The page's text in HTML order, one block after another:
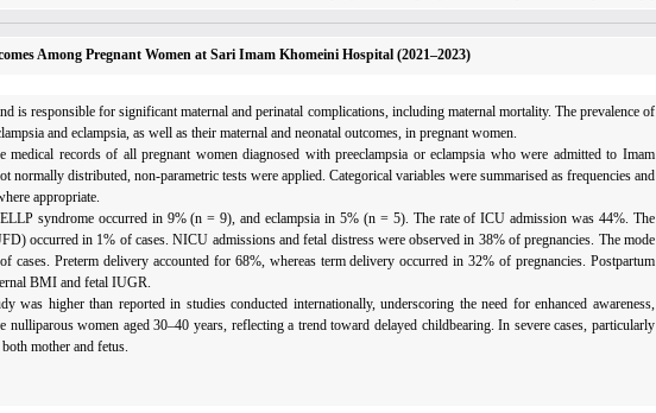
Among Pregnant Women at Sari Imam Khomeini Hospital (2021–2023)
is responsible for significant maternal and perinatal complications, including maternal mortality. The prevalence of
and eclampsia, as well as their maternal and neonatal outcomes, in pregnant women.
medical records of all pregnant women diagnosed with preeclampsia or eclampsia who were admitted to Imam
distributed, non-parametric tests were applied. Categorical variables were summarised as frequencies and
appropriate.
syndrome occurred in 9% (n = 9), and eclampsia in 5% (n = 5). The rate of ICU admission was 44%. The
occurred in 1% of cases. NICU admissions and fetal distress were observed in 38% of pregnancies. The mode
Preterm delivery accounted for 68%, whereas term delivery occurred in 32% of pregnancies. Postpartum
BMI and fetal IUGR.
was higher than reported in studies conducted internationally, underscoring the need for enhanced awareness,
women aged 30–40 years, reflecting a trend toward delayed childbearing. In severe cases, particularly
mother and fetus.